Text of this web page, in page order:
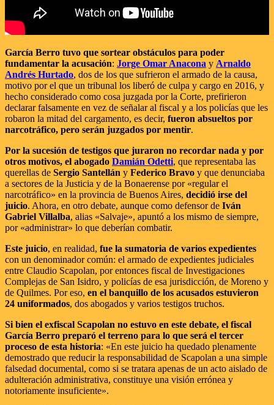
García Berro tuvo que sortear obstáculos para poder
fundamentar la acusación: Jorge Omar Anacona y Arnaldo
Andrés Hurtado, dos de los que sufrieron el armado de la causa,
motivo por el que un tribunal los liberó de culpa y cargo en 2016, y
hecho considerado como cosa juzgada por la Corte, prefirieron
declarar falsamente en vez de señalar al fiscal y a los policías que les
robaron la mitad del cargamento, es decir, fueron absueltos por
narcotráfico, pero serán juzgados por mentir.
Por la sucesión de testigos que juraron no recordar nada y por
otros motivos, el abogado Damián Odetti, que representaba las
querellas de Sergio Santellán y Federico Bravo y que denunciaba
a sectores de la Justicia y de la Bonaerense por «regular el
narcotráfico» en la provincia de Buenos Aires, decidió irse del
juicio. Ahora, en otro debate, aunque como defensor de Iván
Gabriel Villalba, alias «Salvaje», apuntó a los mismo de siempre,
por «administrar» lo que deberían combatir.
Este juicio, en realidad, fue la sumatoria de varios expedientes
con un denominador común: el armado de expedientes judiciales
entre Claudio Scapolan, por entonces fiscal de Investigaciones
Complejas de San Isidro, y policías de esa jurisdicción, de Moreno y
de Quilmes. Por eso, en el banquillo de los acusados estuvieron
24 uniformados, dos abogados y varios testigos truchos.
Si bien el exfiscal Scapolan no estuvo en este debate, el fiscal
García Berro preparó el terreno para lo que será el tercer
proceso de esta historia: «En este juicio ha quedado plenamente
demostrado que reducir la responsabilidad de Scapolan a una simple
falsedad documental, como si se tratara apenas de un acto aislado de
adulteración administrativa, constituye una visión errónea y
notoriamente insuficiente».